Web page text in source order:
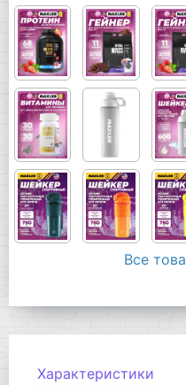
Все
Характеристики